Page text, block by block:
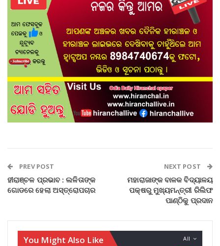
PREV POST
ହୀରାଞ୍ଚଳ ପ୍ରଭାବ : ଲଳିତାଙ୍କ
ଗୋଡରେ ହେଲା ଅସ୍ତ୍ରୋପଚାର
NEXT POST
ମହାରାଜାଙ୍କ ବାଳକ ବିଦ୍ୟାଳୟ
ପକ୍ଷରୁ ମୁଖ୍ୟମନ୍ତ୍ରୀ ରିଲିଫ
ପାଣ୍ଠିକୁ ପ୍ରଦାନ
All
You Might Also Like